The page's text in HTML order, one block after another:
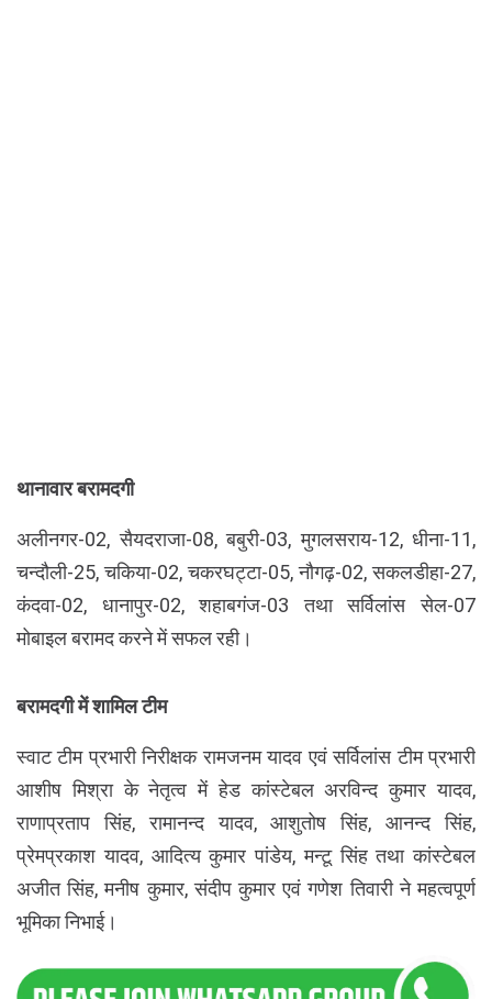
थानावार बरामदगी
अलीनगर-02, सैयदराजा-08, बबुरी-03, मुगलसराय-12, धीना-11,
चन्दौली-25, चकिया-02, चकरघट्टा-05, नौगढ़-02, सकलडीहा-27,
कंदवा-02, धानापुर-02, शहाबगंज-03 तथा सर्विलांस सेल-07
मोबाइल बरामद करने में सफल रही।
बरामदगी में शामिल टीम
स्वाट टीम प्रभारी निरीक्षक रामजनम यादव एवं सर्विलांस टीम प्रभारी
आशीष मिश्रा के नेतृत्व में हेड कांस्टेबल अरविन्द कुमार यादव,
राणाप्रताप सिंह, रामानन्द यादव, आशुतोष सिंह, आनन्द सिंह,
प्रेमप्रकाश यादव, आदित्य कुमार पांडेय, मन्टू सिंह तथा कांस्टेबल
अजीत सिंह, मनीष कुमार, संदीप कुमार एवं गणेश तिवारी ने महत्वपूर्ण
भूमिका निभाई।